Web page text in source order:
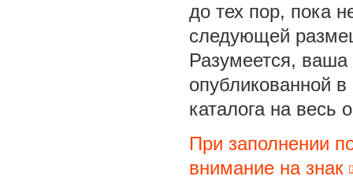
до тех пор, пока
следующей
Разумеется, ваша
опубликованной
каталога на весь
При заполнении
внимание на знак